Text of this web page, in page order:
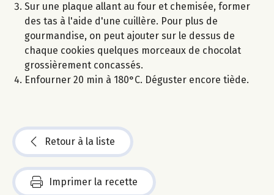
Sur une plaque allant au four et chemisée, former
des tas à l'aide d'une cuillère. Pour plus de
gourmandise, on peut ajouter sur le dessus de
chaque cookies quelques morceaux de chocolat
grossièrement concassés.
Enfourner 20 min à 180°C. Déguster encore tiède.
Retour à la liste
Imprimer la recette